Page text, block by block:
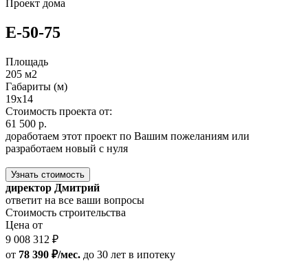
Проект дома
E-50-75
Площадь
205 м2
Габариты (м)
19х14
Стоимость проекта от:
61 500 р.
доработаем этот проект по Вашим пожеланиям или
разработаем новый с нуля
Узнать стоимость
директор Дмитрий
ответит на все ваши вопросы
Стоимость строительства
Цена от
9 008 312 ₽
от 78 390 ₽/мес. до 30 лет в ипотеку